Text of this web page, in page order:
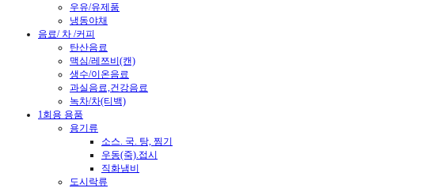
우유/유제품
냉동야채
음료/ 차 /커피
탄산음료
맥심/레쯔비(캔)
생수/이온음료
과실음료,건강음료
녹차/차(티백)
1회용 용품
용기류
소스. 국. 탕, 찜기
우동(죽).접시
직화냄비
도시락류